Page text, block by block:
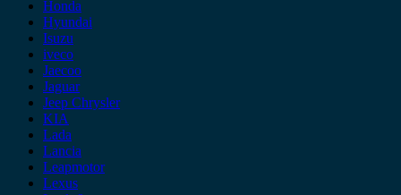
Honda
Hyundai
Isuzu
iveco
Jaecoo
Jaguar
Jeep Chrysler
KIA
Lada
Lancia
Leapmotor
Lexus